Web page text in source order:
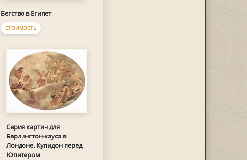
Бегство в Египет
СТОИМОСТЬ
Серия картин для
Берлингтон-хауса в
Лондоне. Купидон перед
Юпитером